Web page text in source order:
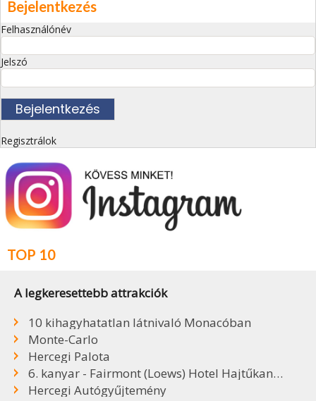
Bejelentkezés
Felhasználónév
Jelszó
Regisztrálok
TOP 10
A legkeresettebb attrakciók
10 kihagyhatatlan látnivaló Monacóban
Monte-Carlo
Hercegi Palota
6. kanyar - Fairmont (Loews) Hotel Hajtűkanyar
Hercegi Autógyűjtemény